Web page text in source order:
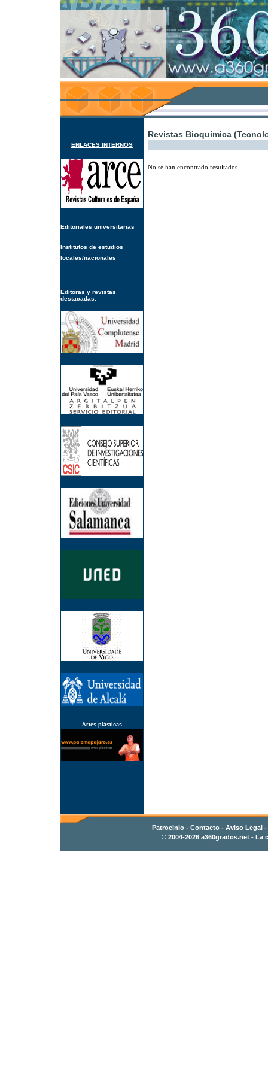
ENLACES INTERNOS
Editoriales universitarias
Institutos de estudios
locales/nacionales
Editoras y revistas
destacadas:
Artes plásticas
Revistas Bioquímica
No se han encontrado resultados
Patrocinio- Contacto- Aviso Legal -
© 2004-2026 a360grados.net- La